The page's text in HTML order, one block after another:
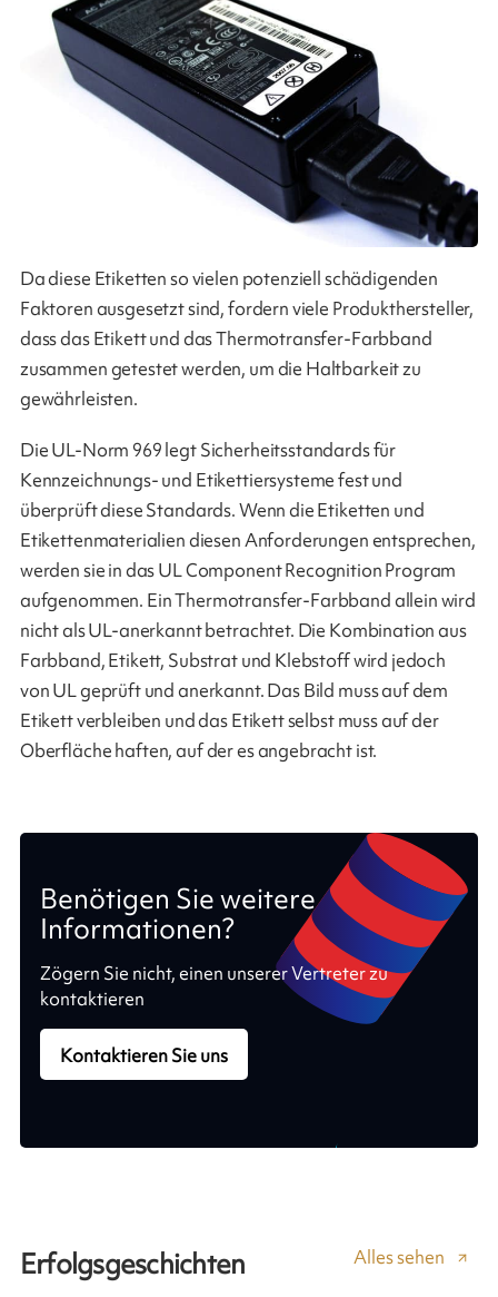
Da diese Etiketten so vielen potenziell schädigenden
Faktoren ausgesetzt sind, fordern viele Produkthersteller,
dass das Etikett und das Thermotransfer-Farbband
zusammen getestet werden, um die Haltbarkeit zu
gewährleisten.
Die UL-Norm 969 legt Sicherheitsstandards für
Kennzeichnungs- und Etikettiersysteme fest und
überprüft diese Standards. Wenn die Etiketten und
Etikettenmaterialien diesen Anforderungen entsprechen,
werden sie in das UL Component Recognition Program
aufgenommen. Ein Thermotransfer-Farbband allein wird
nicht als UL-anerkannt betrachtet. Die Kombination aus
Farbband, Etikett, Substrat und Klebstoff wird jedoch
von UL geprüft und anerkannt. Das Bild muss auf dem
Etikett verbleiben und das Etikett selbst muss auf der
Oberfläche haften, auf der es angebracht ist.
Benötigen Sie weitere
Informationen?
Zögern Sie nicht, einen unserer Vertreter zu
kontaktieren
Kontaktieren Sie uns
Erfolgsgeschichten Alles sehen